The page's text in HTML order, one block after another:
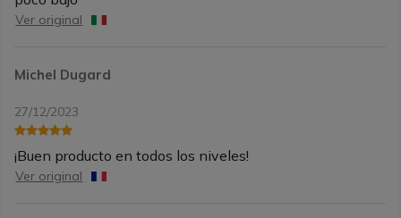
Ver original
Michel Dugard
27/12/2023
¡Buen producto en todos los niveles!
Ver original